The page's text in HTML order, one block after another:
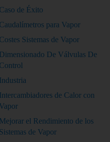
Caso de Éxito
Caudalímetros para Vapor
Costes Sistemas de Vapor
Dimensionado De Válvulas De
Control
Industria
Intercambiadores de Calor con
Vapor
Mejorar el Rendimiento de los
Sistemas de Vapor